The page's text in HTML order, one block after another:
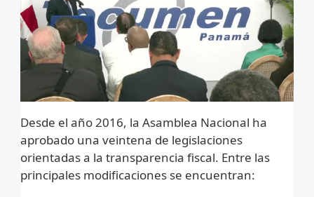
Desde el año 2016, la Asamblea Nacional ha
aprobado una veintena de legislaciones
orientadas a la transparencia fiscal. Entre las
principales modificaciones se encuentran: